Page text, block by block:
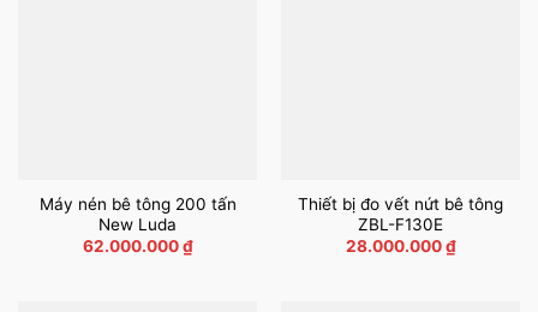
Máy nén bê tông 200 tấn
New Luda
62.000.000₫
Thiết bị đo vết nứt bê tông
ZBL-F130E
28.000.000₫